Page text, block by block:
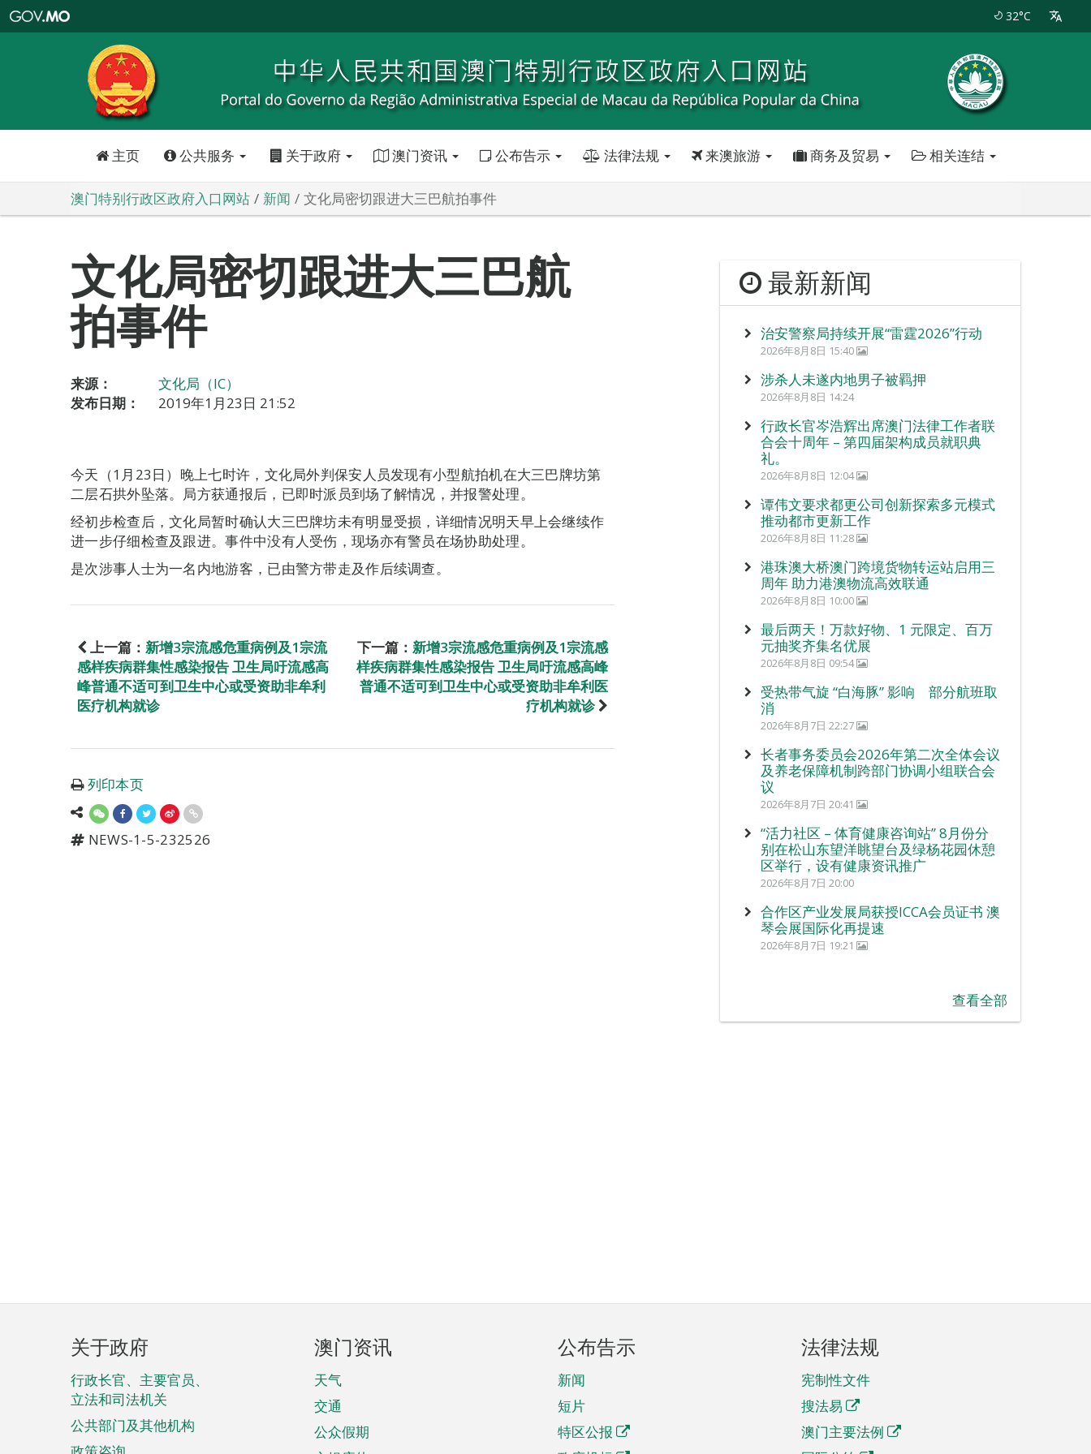
特
政
区
政
口
32°C
主页 公共服务 关于政府 澳门资讯 公布告示 法律法规 来澳旅游 商务及贸易 相关连结
澳门特别行政区政府入口网站 新闻 文化局密切跟进大三巴航拍事件
文化局密切跟进大三巴航
拍事件
来源：
文化局（IC）
发布日期：
2019年1月23日 21:52
今天（1月23日）晚上七时许，文化局外判保安人员发现有小型航拍机在大三巴牌坊第
二层石拱外坠落。局方获通报后，已即时派员到场了解情况，并报警处理。
经初步检查后，文化局暂时确认大三巴牌坊未有明显受损，详细情况明天早上会继续作
进一步仔细检查及跟进。事件中没有人受伤，现场亦有警员在场协助处理。
是次涉事人士为一名内地游客，已由警方带走及作后续调查。
上一篇： 新增3宗流感危重病例及1宗流
感样疾病群集性感染报告 卫生局吁流感高
峰普通不适可到卫生中心或受资助非牟利
医疗机构就诊
下一篇： 新增3宗流感危重病例及1宗流感
样疾病群集性感染报告 卫生局吁流感高峰
普通不适可到卫生中心或受资助非牟利医
疗机构就诊
列印本页
NEWS-1-5-232526
最新新闻
治安警察局持续开展“雷霆2026”行动
2026年8月8日 15:40
涉杀人未遂内地男子被羁押
2026年8月8日 14:24
行政长官岑浩辉出席澳门法律工作者联
合会十周年 – 第四届架构成员就职典
礼。
2026年8月8日 12:04
谭伟文要求都更公司创新探索多元模式
推动都市更新工作
2026年8月8日 11:28
港珠澳大桥澳门跨境货物转运站启用三
周年 助力港澳物流高效联通
2026年8月8日 10:00
最后两天！万款好物、1 元限定、百万
元抽奖齐集名优展
2026年8月8日 09:54
受热带气旋 “白海豚” 影响 部分航班取
消
2026年8月7日 22:27
长者事务委员会2026年第二次全体会议
及养老保障机制跨部门协调小组联合会
议
2026年8月7日 20:41
“活力社区 – 体育健康咨询站” 8月份分
别在松山东望洋眺望台及绿杨花园休憩
区举行，设有健康资讯推广
2026年8月7日 20:00
合作区产业发展局获授ICCA会员证书 澳
琴会展国际化再提速
2026年8月7日 19:21
查看全部
页
脚
菜
单
关于政府
行政长官、主要官员、
立法和司法机关
公共部门及其他机构
澳门资讯
天气
交通
公众假期
公布告示
新闻
短片
特区公报
法律法规
宪制性文件
搜法易
澳门主要法例